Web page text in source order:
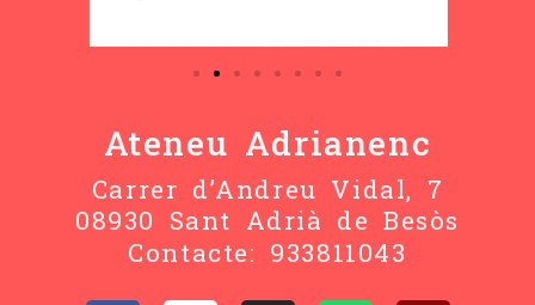
Ateneu Adrianenc
Carrer d’Andreu Vidal, 7
08930 Sant Adrià de Besòs
Contacte: 933811043